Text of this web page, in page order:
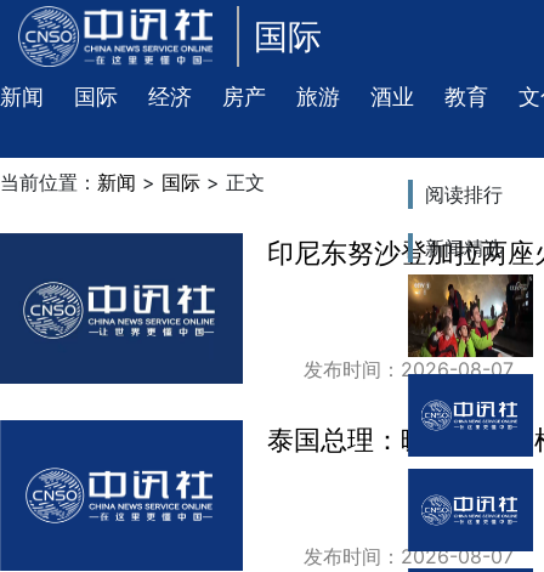
国际
新闻 国际 经济 房产 旅游 酒业 教育
当前位置： 新闻 > 国际 > 正文
印尼东努沙登加拉两
发布时间：2026-08-07
泰国总理：暖武里校
发布时间：2026-08-07
阅读排行
新闻精选